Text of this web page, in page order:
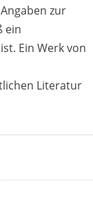
zur
ein
Ein Werk von
Literatur